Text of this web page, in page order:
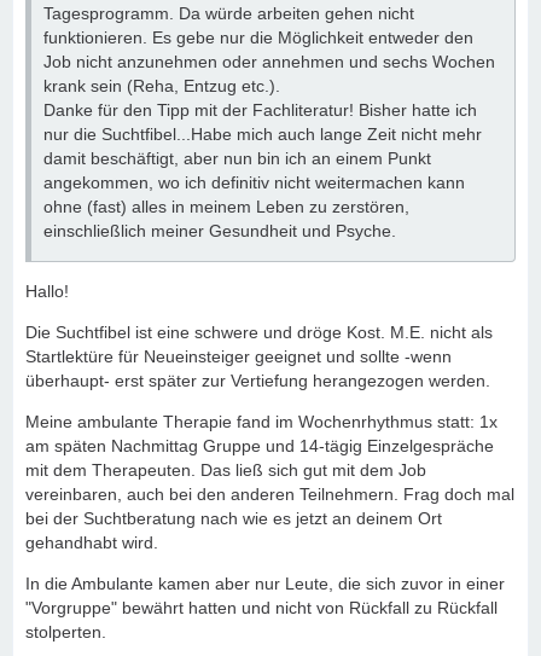
Tagesprogramm. Da würde arbeiten gehen nicht
funktionieren. Es gebe nur die Möglichkeit entweder den
Job nicht anzunehmen oder annehmen und sechs Wochen
krank sein (Reha, Entzug etc.).
Danke für den Tipp mit der Fachliteratur! Bisher hatte ich
nur die Suchtfibel...Habe mich auch lange Zeit nicht mehr
damit beschäftigt, aber nun bin ich an einem Punkt
angekommen, wo ich definitiv nicht weitermachen kann
ohne (fast) alles in meinem Leben zu zerstören,
einschließlich meiner Gesundheit und Psyche.
Hallo!
Die Suchtfibel ist eine schwere und dröge Kost. M.E. nicht als
Startlektüre für Neueinsteiger geeignet und sollte -wenn
überhaupt- erst später zur Vertiefung herangezogen werden.
Meine ambulante Therapie fand im Wochenrhythmus statt: 1x
am späten Nachmittag Gruppe und 14-tägig Einzelgespräche
mit dem Therapeuten. Das ließ sich gut mit dem Job
vereinbaren, auch bei den anderen Teilnehmern. Frag doch mal
bei der Suchtberatung nach wie es jetzt an deinem Ort
gehandhabt wird.
In die Ambulante kamen aber nur Leute, die sich zuvor in einer
"Vorgruppe" bewährt hatten und nicht von Rückfall zu Rückfall
stolperten.